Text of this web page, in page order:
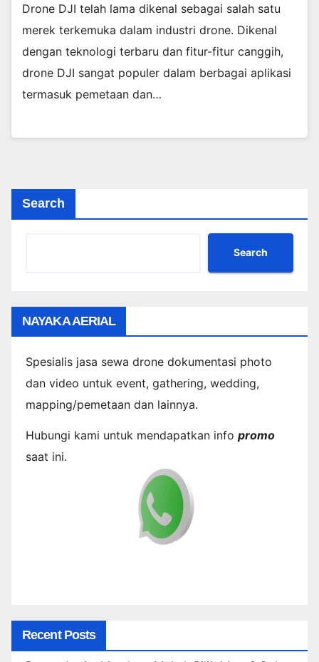
Drone DJI telah lama dikenal sebagai salah satu
merek terkemuka dalam industri drone. Dikenal
dengan teknologi terbaru dan fitur-fitur canggih,
drone DJI sangat populer dalam berbagai aplikasi
termasuk pemetaan dan…
Search
Search
NAYAKA AERIAL
Spesialis jasa sewa drone dokumentasi photo
dan video untuk event, gathering, wedding,
mapping/pemetaan dan lainnya.
Hubungi kami untuk mendapatkan info promo
saat ini.
Recent Posts